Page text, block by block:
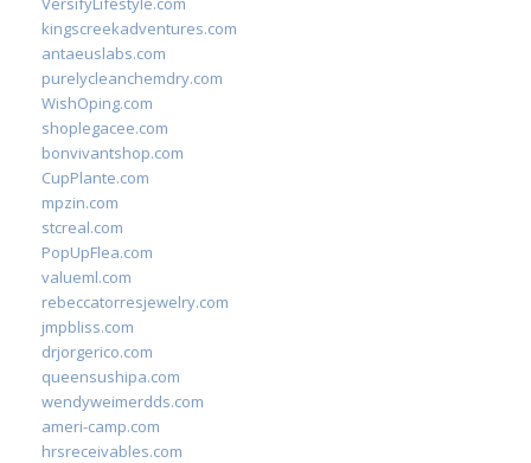
kingscreekadventures.com
antaeuslabs.com
purelycleanchemdry.com
WishOping.com
shoplegacee.com
bonvivantshop.com
CupPlante.com
mpzin.com
stcreal.com
PopUpFlea.com
valueml.com
rebeccatorresjewelry.com
jmpbliss.com
drjorgerico.com
queensushipa.com
wendyweimerdds.com
ameri-camp.com
hrsreceivables.com